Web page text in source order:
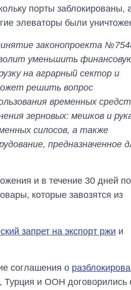
порты заблокированы,
элеваторы были
законопроекта
уменьшить
на аграрный сектор и
решить вопрос
временных
зерновых: мешков и
силосов, а также
предназначенное
и в течение 30 дней
которые завозятся из
запрет на экспорт ржи и
соглашения о
Турция и ООН договорились
Восемь
ударов
область